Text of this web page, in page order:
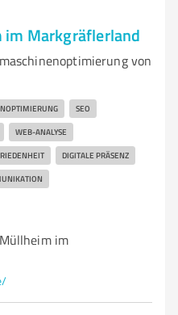
im Markgräflerland
von
SEO
WEB-ANALYSE
DIGITALE PRÄSENZ
im